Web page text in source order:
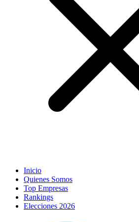
Inicio
Quienes Somos
Top Empresas
Rankings
Elecciones 2026